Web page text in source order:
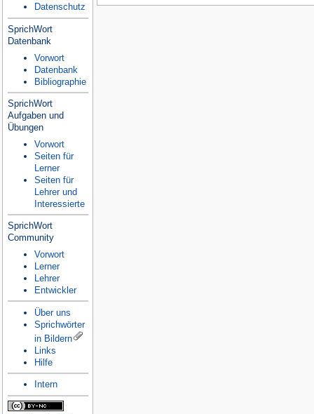
Datenschutz
SprichWort
Datenbank
Vorwort
Datenbank
Bibliographie
SprichWort
Aufgaben und
Übungen
Vorwort
Seiten für
Lerner
Seiten für
Lehrer und
Interessierte
SprichWort
Community
Vorwort
Lerner
Lehrer
Entwickler
Über uns
Sprichwörter
in Bildern
Links
Hilfe
Intern